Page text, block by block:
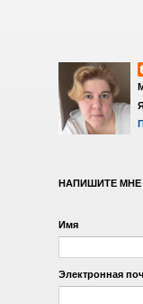
НАПИШИТЕ
Имя
Электронная